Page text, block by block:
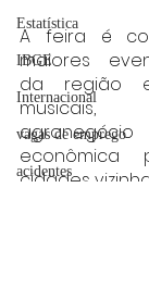
Estatística
IBGE
Internacional
vagas de emprego
acidentes
A feira é
maiores
da região
musicais,
econômica
cidades